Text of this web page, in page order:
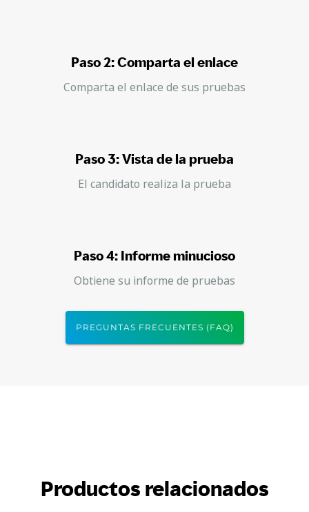
Paso 2: Comparta el enlace
Comparta el enlace de sus pruebas
Paso 3: Vista de la prueba
El candidato realiza la prueba
Paso 4: Informe minucioso
Obtiene su informe de pruebas
PREGUNTAS FRECUENTES (FAQ)
Productos relacionados